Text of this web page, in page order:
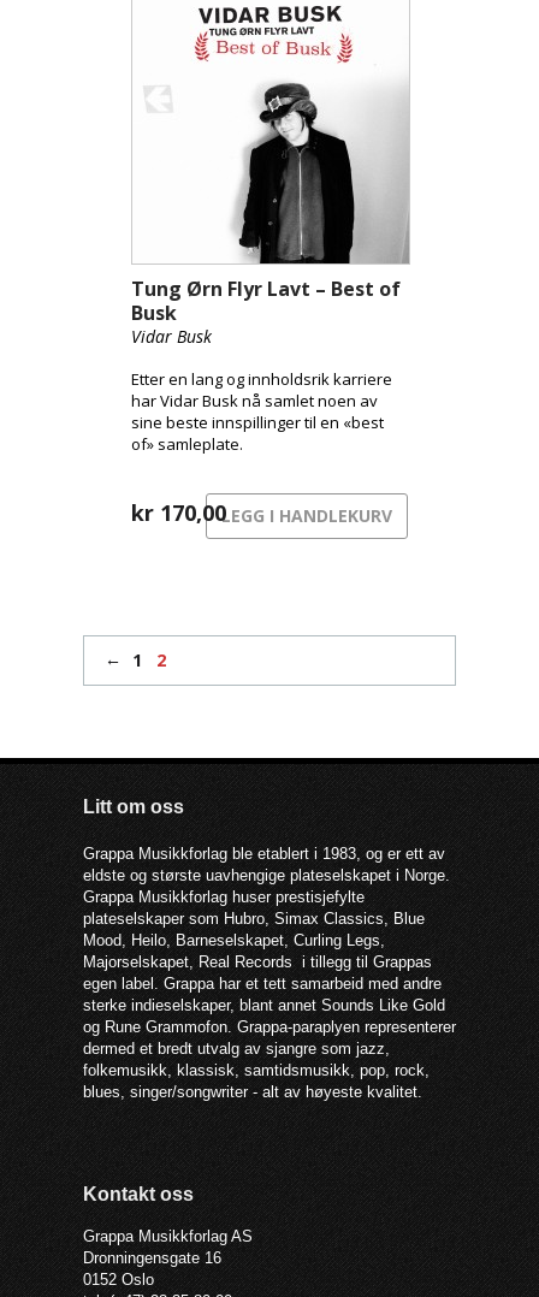
Tung Ørn Flyr Lavt – Best of
Busk
Vidar Busk
Etter en lang og innholdsrik karriere
har Vidar Busk nå samlet noen av
sine beste innspillinger til en «best
of» samleplate.
kr 170,00LEGG I HANDLEKURV
← 1 2
Litt om oss
Grappa Musikkforlag ble etablert i 1983, og er ett av
eldste og største uavhengige plateselskapet i Norge.
Grappa Musikkforlag huser prestisjefylte
plateselskaper som Hubro, Simax Classics, Blue
Mood, Heilo, Barneselskapet, Curling Legs,
Majorselskapet, Real Records i tillegg til Grappas
egen label. Grappa har et tett samarbeid med andre
sterke indieselskaper, blant annet Sounds Like Gold
og Rune Grammofon. Grappa-paraplyen representerer
dermed et bredt utvalg av sjangre som jazz,
folkemusikk, klassisk, samtidsmusikk, pop, rock,
blues, singer/songwriter - alt av høyeste kvalitet.
Kontakt oss
Grappa Musikkforlag AS
Dronningensgate 16
0152 Oslo